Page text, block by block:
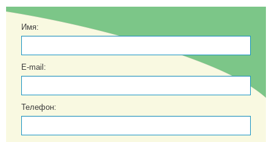
Имя:
E-mail:
Телефон: